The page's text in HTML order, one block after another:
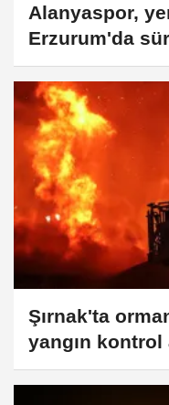
Alanyaspor,
Erzurum'da
Şırnak'ta
yangın kontrol